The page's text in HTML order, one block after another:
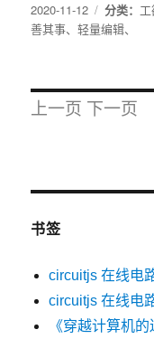
2020-11-12 分类：
善其事、轻量编辑、
上一页 下一页
书签
circuitjs 在线电
circuitjs 在线电
《穿越计算机